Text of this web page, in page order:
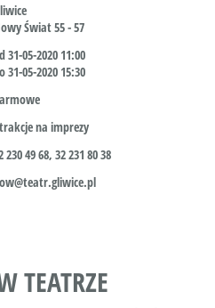
Świat 55 - 57
31-05-2020 11:00
31-05-2020 15:30
na imprezy
230 49 68, 32 231 80 38
TEATRZE